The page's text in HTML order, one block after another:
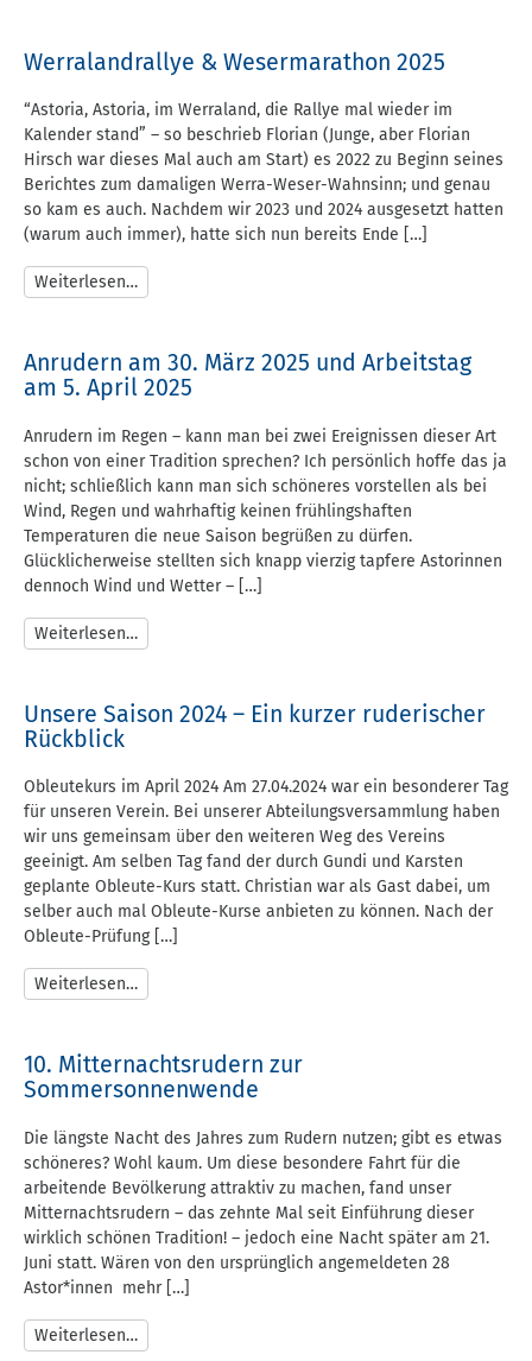
Werralandrallye & Wesermarathon 2025
“Astoria, Astoria, im Werraland, die Rallye mal wieder im
Kalender stand” – so beschrieb Florian (Junge, aber Florian
Hirsch war dieses Mal auch am Start) es 2022 zu Beginn seines
Berichtes zum damaligen Werra-Weser-Wahnsinn; und genau
so kam es auch. Nachdem wir 2023 und 2024 ausgesetzt hatten
(warum auch immer), hatte sich nun bereits Ende […]
Weiterlesen…
Anrudern am 30. März 2025 und Arbeitstag
am 5. April 2025
Anrudern im Regen – kann man bei zwei Ereignissen dieser Art
schon von einer Tradition sprechen? Ich persönlich hoffe das ja
nicht; schließlich kann man sich schöneres vorstellen als bei
Wind, Regen und wahrhaftig keinen frühlingshaften
Temperaturen die neue Saison begrüßen zu dürfen.
Glücklicherweise stellten sich knapp vierzig tapfere Astorinnen
dennoch Wind und Wetter – […]
Weiterlesen…
Unsere Saison 2024 – Ein kurzer ruderischer
Rückblick
Obleutekurs im April 2024 Am 27.04.2024 war ein besonderer Tag
für unseren Verein. Bei unserer Abteilungsversammlung haben
wir uns gemeinsam über den weiteren Weg des Vereins
geeinigt. Am selben Tag fand der durch Gundi und Karsten
geplante Obleute-Kurs statt. Christian war als Gast dabei, um
selber auch mal Obleute-Kurse anbieten zu können. Nach der
Obleute-Prüfung […]
Weiterlesen…
10. Mitternachtsrudern zur
Sommersonnenwende
Die längste Nacht des Jahres zum Rudern nutzen; gibt es etwas
schöneres? Wohl kaum. Um diese besondere Fahrt für die
arbeitende Bevölkerung attraktiv zu machen, fand unser
Mitternachtsrudern – das zehnte Mal seit Einführung dieser
wirklich schönen Tradition! – jedoch eine Nacht später am 21.
Juni statt. Wären von den ursprünglich angemeldeten 28
Astor*innen mehr […]
Weiterlesen…